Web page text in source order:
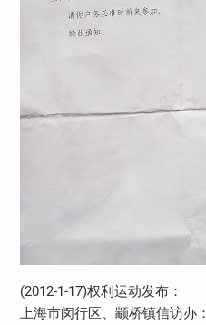
(2012-1-17)权利运动发布：
上海市闵行区、颛桥镇信访办：